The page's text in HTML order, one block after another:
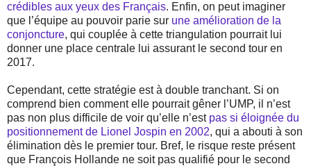
crédibles aux yeux des Français. Enfin, on peut imaginer
que l’équipe au pouvoir parie sur une amélioration de la
conjoncture, qui couplée à cette triangulation pourrait lui
donner une place centrale lui assurant le second tour en
2017.
Cependant, cette stratégie est à double tranchant. Si on
comprend bien comment elle pourrait gêner l’UMP, il n’est
pas non plus difficile de voir qu’elle n’est pas si éloignée du
positionnement de Lionel Jospin en 2002, qui a abouti à son
élimination dès le premier tour. Bref, le risque reste présent
que François Hollande ne soit pas qualifié pour le second